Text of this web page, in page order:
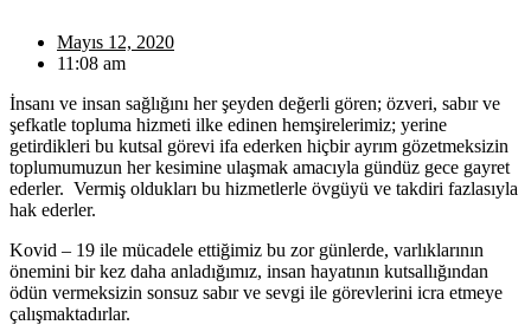
Mayıs 12, 2020
11:08 am
İnsanı ve insan sağlığını her şeyden değerli gören; özveri, sabır ve
şefkatle topluma hizmeti ilke edinen hemşirelerimiz; yerine
getirdikleri bu kutsal görevi ifa ederken hiçbir ayrım gözetmeksizin
toplumumuzun her kesimine ulaşmak amacıyla gündüz gece gayret
ederler. Vermiş oldukları bu hizmetlerle övgüyü ve takdiri fazlasıyla
hak ederler.
Kovid – 19 ile mücadele ettiğimiz bu zor günlerde, varlıklarının
önemini bir kez daha anladığımız, insan hayatının kutsallığından
ödün vermeksizin sonsuz sabır ve sevgi ile görevlerini icra etmeye
çalışmaktadırlar.